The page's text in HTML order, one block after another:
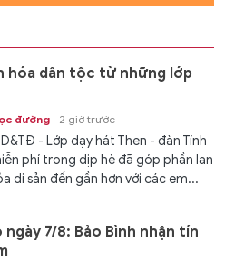
hóa dân tộc từ những lớp
đường 2 giờ trước
- Lớp dạy hát Then - đàn Tính
phí trong dịp hè đã góp phần lan
di sản đến gần hơn với các em...
7/8: Bảo Bình nhận tín